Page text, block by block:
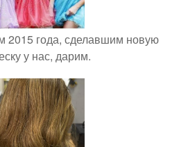
2015 года, сделавшим новую
у нас, дарим.